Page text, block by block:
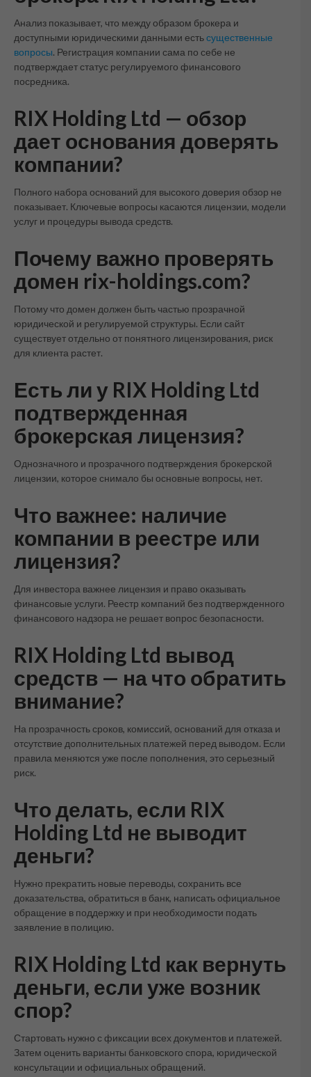
Анализ показывает, что между образом брокера и
доступными юридическими данными естьсущественные
вопросы. Регистрация компании сама по себе не
подтверждает статус регулируемого финансового
посредника.
RIX Holding Ltd — обзор
дает основания доверять
компании?
Полного набора оснований для высокого доверия обзор не
показывает. Ключевые вопросы касаются лицензии, модели
услуг и процедуры вывода средств.
Почему важно проверять
домен rix-holdings.com?
Потому что домен должен быть частью прозрачной
юридической и регулируемой структуры. Если сайт
существует отдельно от понятного лицензирования, риск
для клиента растет.
Есть ли у RIX Holding Ltd
подтвержденная
брокерская лицензия?
Однозначного и прозрачного подтверждения брокерской
лицензии, которое снимало бы основные вопросы, нет.
Что важнее: наличие
компании в реестре или
лицензия?
Для инвестора важнее лицензия и право оказывать
финансовые услуги. Реестр компаний без подтвержденного
финансового надзора не решает вопрос безопасности.
RIX Holding Ltd вывод
средств — на что обратить
внимание?
На прозрачность сроков, комиссий, оснований для отказа и
отсутствие дополнительных платежей перед выводом. Если
правила меняются уже после пополнения, это серьезный
риск.
Что делать, если RIX
Holding Ltd не выводит
деньги?
Нужно прекратить новые переводы, сохранить все
доказательства, обратиться в банк, написать официальное
обращение в поддержку и при необходимости подать
заявление в полицию.
RIX Holding Ltd как вернуть
деньги, если уже возник
спор?
Стартовать нужно с фиксации всех документов и платежей.
Затем оценить варианты банковского спора, юридической
консультации и официальных обращений.